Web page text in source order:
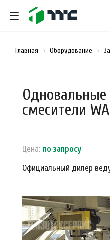
Главная Оборудование
смесители
Цена: по запросу
Официальный дилер